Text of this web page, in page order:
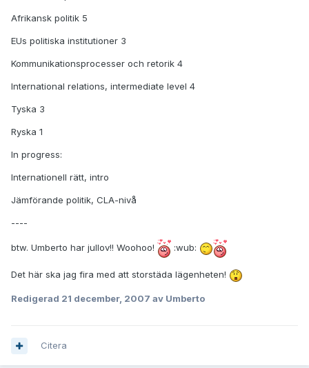
Afrikansk politik 5
EUs politiska institutioner 3
Kommunikationsprocesser och retorik 4
International relations, intermediate level 4
Tyska 3
Ryska 1
In progress:
Internationell rätt, intro
Jämförande politik, CLA-nivå
----
btw. Umberto har jullov!! Woohoo! :wub:
Det här ska jag fira med att storstäda lägenheten!
Redigerad 21 december, 2007 av Umberto
Citera